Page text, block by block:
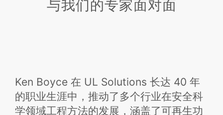
与我们的专家面对面
Ken Boyce 在 UL Solutions 长达 40 年
的职业生涯中，推动了多个行业在安全科
学领域工程方法的发展，涵盖了可再生功